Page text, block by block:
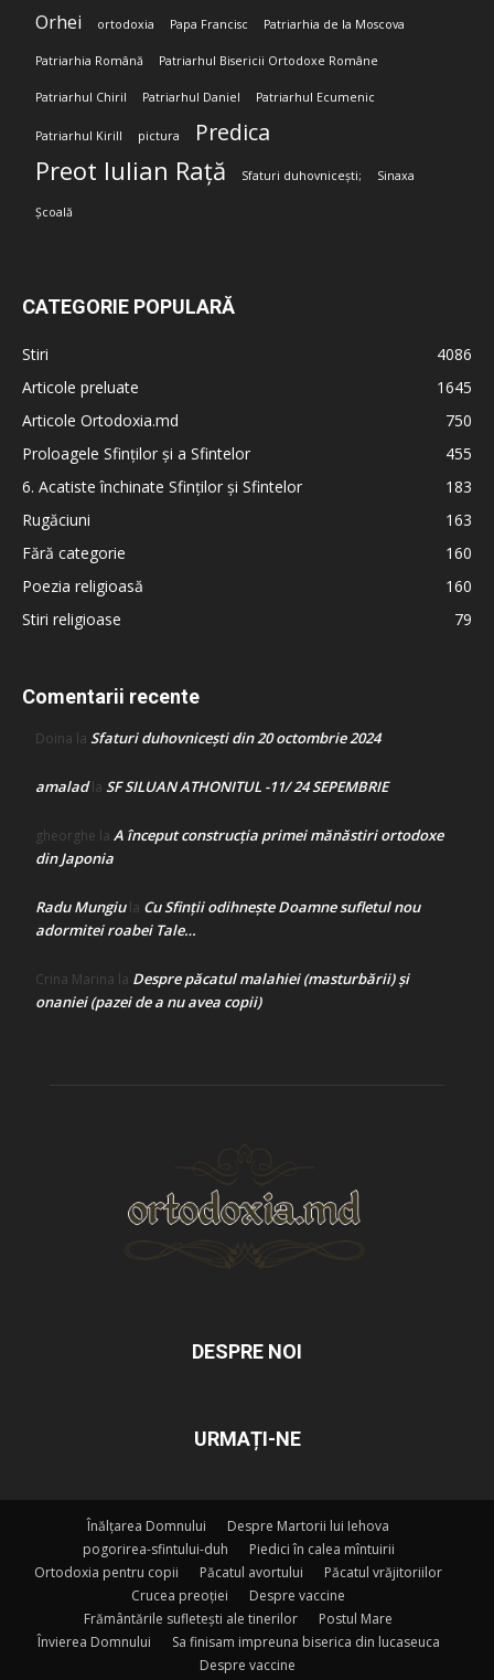
Orhei ortodoxia Papa Francisc Patriarhia de la Moscova
Patriarhia Română Patriarhul Bisericii Ortodoxe Române
Patriarhul Chiril Patriarhul Daniel Patriarhul Ecumenic
Patriarhul Kirill pictura Predica
Preot Iulian Rață Sfaturi duhovnicești; Sinaxa
Școală
CATEGORIE POPULARĂ
Stiri
4086
Articole preluate
1645
Articole Ortodoxia.md
750
Proloagele Sfinților și a Sfintelor
455
6. Acatiste închinate Sfinților și Sfintelor
183
Rugăciuni
163
Fără categorie
160
Poezia religioasă
160
Stiri religioase
79
Comentarii recente
Doina la Sfaturi duhovnicești din 20 octombrie 2024
amaladla SF SILUAN ATHONITUL -11/ 24 SEPEMBRIE
gheorghe la A început construcţia primei mănăstiri ortodoxe
din Japonia
Radu Mungiula Cu Sfinții odihnește Doamne sufletul nou
adormitei roabei Tale…
Crina Marina la Despre păcatul malahiei (masturbării) şi
onaniei (pazei de a nu avea copii)
DESPRE NOI
URMAȚI-NE
Înălțarea Domnului
Despre Martorii lui Iehova
pogorirea-sfintului-duh
Piedici în calea mîntuirii
Ortodoxia pentru copii
Păcatul avortului
Păcatul vrăjitoriilor
Crucea preoției
Despre vaccine
Frământările sufletești ale tinerilor
Postul Mare
Învierea Domnului
Sa finisam impreuna biserica din lucaseuca
Despre vaccine